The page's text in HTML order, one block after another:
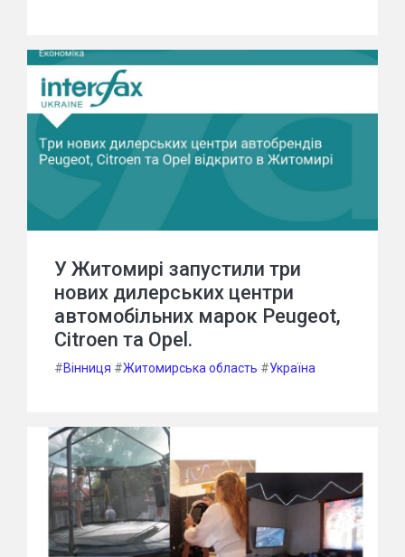
У Житомирі запустили три
нових дилерських центри
автомобільних марок Peugeot,
Citroen та Opel.
#Вінниця #Житомирська область #Україна